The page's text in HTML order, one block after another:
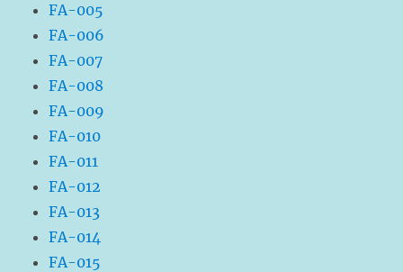
FA-005
FA-006
FA-007
FA-008
FA-009
FA-010
FA-011
FA-012
FA-013
FA-014
FA-015